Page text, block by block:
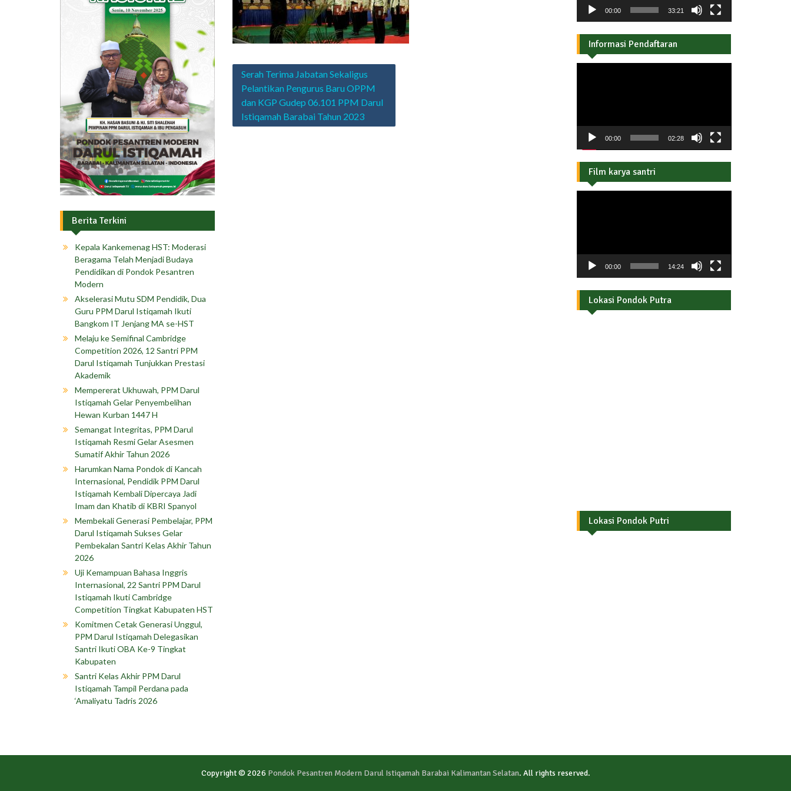
Navigasi
pos
Serah Terima Jabatan Sekaligus
Pelantikan Pengurus Baru OPPM
dan KGP Gudep 06.101 PPM Darul
Istiqamah Barabai Tahun 2023
Berita Terkini
Kepala Kankemenag HST: Moderasi
Beragama Telah Menjadi Budaya
Pendidikan di Pondok Pesantren
Modern
Akselerasi Mutu SDM Pendidik, Dua
Guru PPM Darul Istiqamah Ikuti
Bangkom IT Jenjang MA se-HST
Melaju ke Semifinal Cambridge
Competition 2026, 12 Santri PPM
Darul Istiqamah Tunjukkan Prestasi
Akademik
Mempererat Ukhuwah, PPM Darul
Istiqamah Gelar Penyembelihan
Hewan Kurban 1447 H
Semangat Integritas, PPM Darul
Istiqamah Resmi Gelar Asesmen
Sumatif Akhir Tahun 2026
Harumkan Nama Pondok di Kancah
Internasional, Pendidik PPM Darul
Istiqamah Kembali Dipercaya Jadi
Imam dan Khatib di KBRI Spanyol
Membekali Generasi Pembelajar, PPM
Darul Istiqamah Sukses Gelar
Pembekalan Santri Kelas Akhir Tahun
2026
Uji Kemampuan Bahasa Inggris
Internasional, 22 Santri PPM Darul
Istiqamah Ikuti Cambridge
Competition Tingkat Kabupaten HST
Komitmen Cetak Generasi Unggul,
PPM Darul Istiqamah Delegasikan
Santri Ikuti OBA Ke-9 Tingkat
Kabupaten
Santri Kelas Akhir PPM Darul
Istiqamah Tampil Perdana pada
‘Amaliyatu Tadris 2026
00:00 33:21
Informasi Pendaftaran
00:00 02:28
Film karya santri
00:00 14:24
Lokasi Pondok Putra
Lokasi Pondok Putri
Copyright © 2026 Pondok Pesantren Modern Darul Istiqamah Barabai Kalimantan Selatan. All rights reserved.